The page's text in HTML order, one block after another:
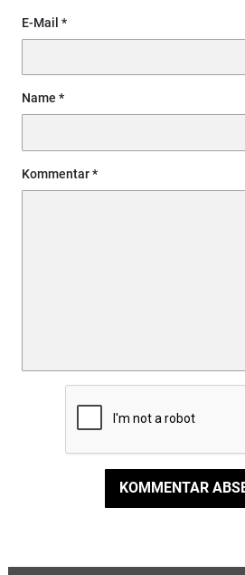
E-Mail
Name
Kommentar
KOMMENTAR